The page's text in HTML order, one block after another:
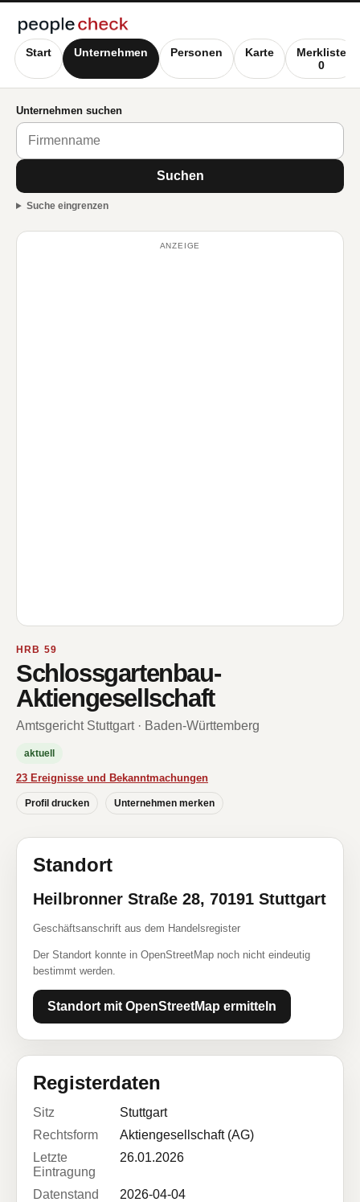
Start Unternehmen Personen Karte
Merkliste
0
Unternehmen suchen
Suchen
Suche eingrenzen
ANZEIGE
HRB 59
Schlossgartenbau-
Aktiengesellschaft
Amtsgericht Stuttgart · Baden-Württemberg
aktuell
23 Ereignisse und Bekanntmachungen
Profil drucken Unternehmen merken
Standort
Heilbronner Straße 28, 70191 Stuttgart
Geschäftsanschrift aus dem Handelsregister
Der Standort konnte in OpenStreetMap noch nicht eindeutig
bestimmt werden.
Standort mit OpenStreetMap ermitteln
Registerdaten
Sitz
Stuttgart
Rechtsform
Aktiengesellschaft (AG)
Letzte
Eintragung
26.01.2026
Datenstand
2026-04-04